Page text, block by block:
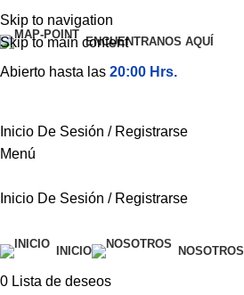
Skip to navigation
Skip to main contentENCUENTRANOS AQUÍ
Abierto hasta las 20:00 Hrs.
Inicio De Sesión / Registrarse
Menú
Inicio De Sesión / Registrarse
INICIO NOSOTROS
0 Lista de deseos